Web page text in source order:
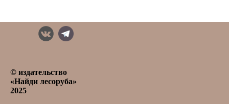
© издательство
«Найди лесоруба»
2025